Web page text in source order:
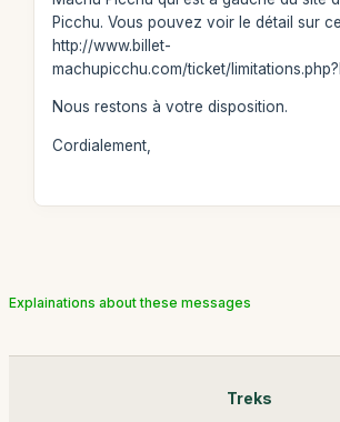
Picchu. Vous pouvez voir le détail sur
http://www.billet-
machupicchu.com/ticket/
Nous restons à votre disposition.
Cordialement,
Explainations about these messages
Treks